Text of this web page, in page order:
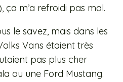
ça m’a refroidi pas mal.
le savez, mais dans les
Vans étaient très
pas plus cher
ou une Ford Mustang.